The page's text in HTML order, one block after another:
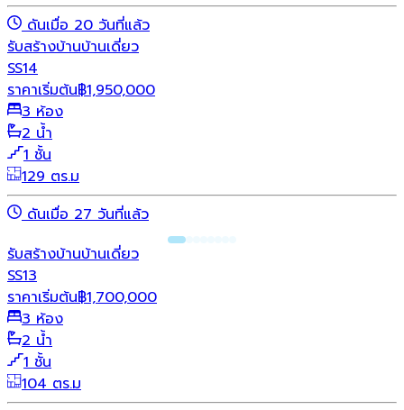
ดันเมื่อ 20 วันที่แล้ว
รับสร้างบ้านบ้านเดี่ยว
SS14
ราคาเริ่มต้น฿1,950,000
3 ห้อง
2 น้ำ
1 ชั้น
129 ตร.ม
ดันเมื่อ 27 วันที่แล้ว
รับสร้างบ้านบ้านเดี่ยว
SS13
ราคาเริ่มต้น฿1,700,000
3 ห้อง
2 น้ำ
1 ชั้น
104 ตร.ม